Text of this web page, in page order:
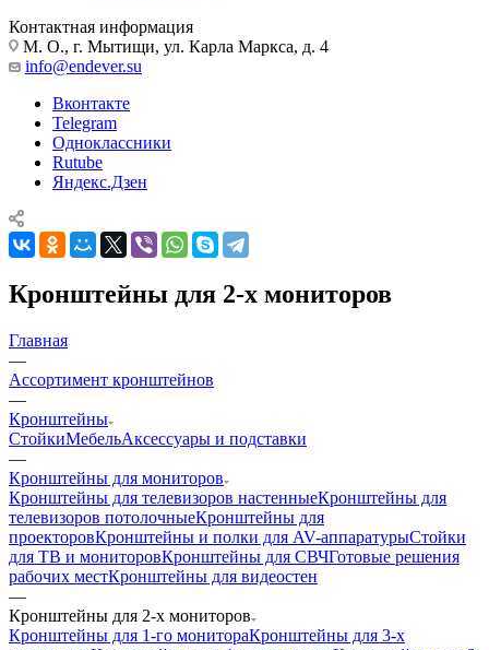
Контактная информация
М. О., г. Мытищи, ул. Карла Маркса, д. 4
info@endever.su
Вконтакте
Telegram
Одноклассники
Rutube
Яндекс.Дзен
Кронштейны для 2-х мониторов
Главная
—
Ассортимент кронштейнов
—
Кронштейны
СтойкиМебельАксессуары и подставки
—
Кронштейны для мониторов
Кронштейны для телевизоров настенныеКронштейны для
телевизоров потолочныеКронштейны для
проекторовКронштейны и полки для AV-аппаратурыСтойки
для ТВ и мониторовКронштейны для СВЧГотовые решения
рабочих местКронштейны для видеостен
—
Кронштейны для 2-х мониторов
Кронштейны для 1-го монитораКронштейны для 3-х